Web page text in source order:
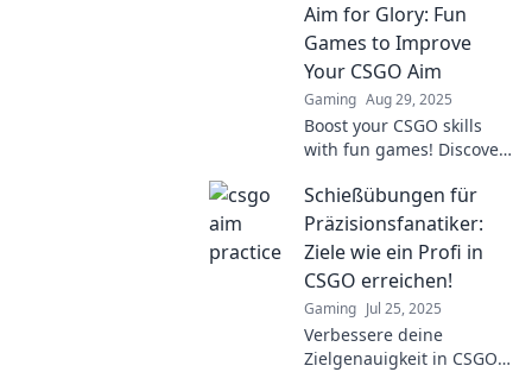
Aim for Glory: Fun
Games to Improve
Your CSGO Aim
Gaming Aug 29, 2025
Boost your CSGO skills
with fun games! Discover
your aim and dominate
your opponents. Level up
your game now!
Schießübungen für
Präzisionsfanatiker:
Ziele wie ein Profi in
CSGO erreichen!
Gaming Jul 25, 2025
Verbessere deine
Zielgenauigkeit in CSGO